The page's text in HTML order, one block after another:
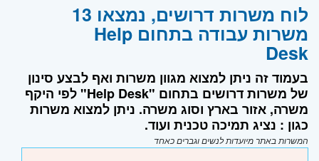
לוח משרות דרושים, נמצאו 13
משרות עבודה בתחום Help
Desk
בעמוד זה ניתן למצוא מגוון משרות ואף לבצע סינון
של משרות דרושים בתחום "Help Desk" לפי היקף
משרה, אזור בארץ וסוג משרה. ניתן למצוא משרות
כגון : נציג תמיכה טכנית ועוד.
המשרות באתר מיועדות לנשים וגברים כאחד